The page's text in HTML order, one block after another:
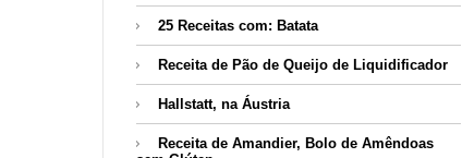
25 Receitas com: Batata
Receita de Pão de Queijo de Liquidificador
Hallstatt, na Áustria
Receita de Amandier, Bolo de Amêndoas